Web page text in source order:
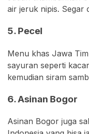
air jeruk nipis. Segar
5. Pecel
Menu khas Jawa
sayuran seperti
kemudian siram
6. Asinan Bogor
Asinan Bogor juga